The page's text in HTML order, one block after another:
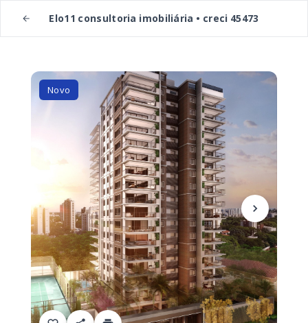
Elo11 consultoria imobiliária • creci 45473
Novo